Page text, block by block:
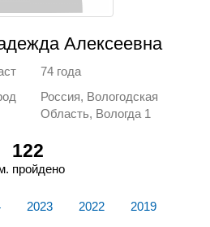
Алексеевна
74 года
Россия, Вологодская
Область, Вологда 1
122
пройдено
2023 2022 2019